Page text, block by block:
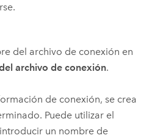
del archivo de conexión en
archivo de conexión.
de conexión, se crea
Puede utilizar el
un nombre de